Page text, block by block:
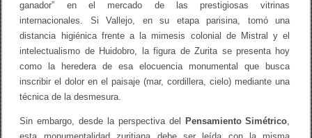
ganador” en el mercado de las prestigiosas vitrinas
internacionales. Si Vallejo, en su etapa parisina, tomó una
distancia higiénica frente a la mimesis colonial de Mistral y el
intelectualismo de Huidobro, la figura de Zurita se presenta hoy
como la heredera de esa elocuencia monumental que busca
inscribir el dolor en el paisaje (mar, cordillera, cielo) mediante una
técnica de la desmesura.
Sin embargo, desde la perspectiva del Pensamiento Simétrico,